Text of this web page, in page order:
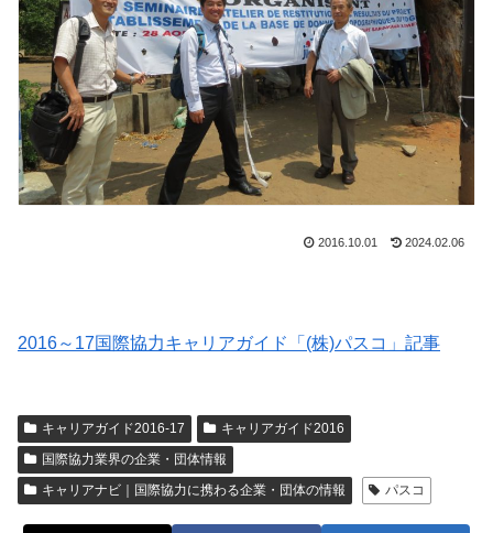
2016.10.01 2024.02.06
2016～17国際協力キャリアガイド「(株)パスコ」記事
キャリアガイド2016-17
キャリアガイド2016
国際協力業界の企業・団体情報
キャリアナビ｜国際協力に携わる企業・団体の情報
パスコ